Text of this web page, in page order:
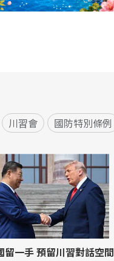
川習會 國防特別條例
留一手 預留川習對話空間